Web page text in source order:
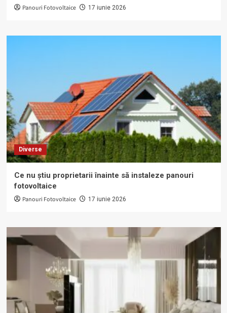
Panouri Fotovoltaice 17 iunie 2026
Diverse
Ce nu știu proprietarii înainte să instaleze panouri
fotovoltaice
Panouri Fotovoltaice 17 iunie 2026